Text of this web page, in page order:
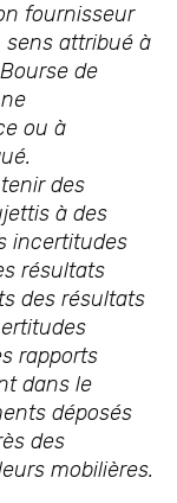
fournisseur
attribué à
de
ou à
des
à des
incertitudes
résultats
des résultats
rapports
dans le
déposés
des
mobilières.